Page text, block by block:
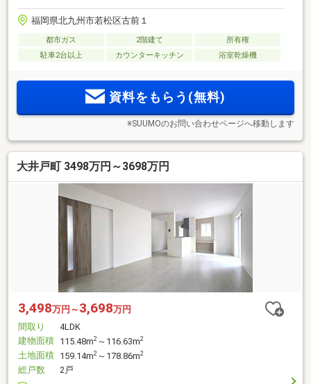
福岡県北九州市若松区古前１
都市ガス 2階建て
所有権
駐車2台以上
カウンターキッチン 浴室乾燥機
資料をもらう(無料)
※SUUMOのお問い合わせページへ移動します
大井戸町 3498万円～3698万円
3,498万円～ 3,698万円
間取り
4LDK
建物面積 115.48m2 ～116.63m2
土地面積 159.14m2 ～178.86m2
総戸数
2戸